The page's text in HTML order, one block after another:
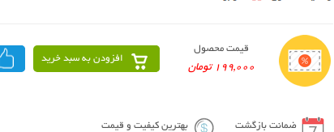
قیمت محصول
199,000 تومان
افزودن به سبد خرید
ضمانت بازگشت بهترین کیفیت و قیمت